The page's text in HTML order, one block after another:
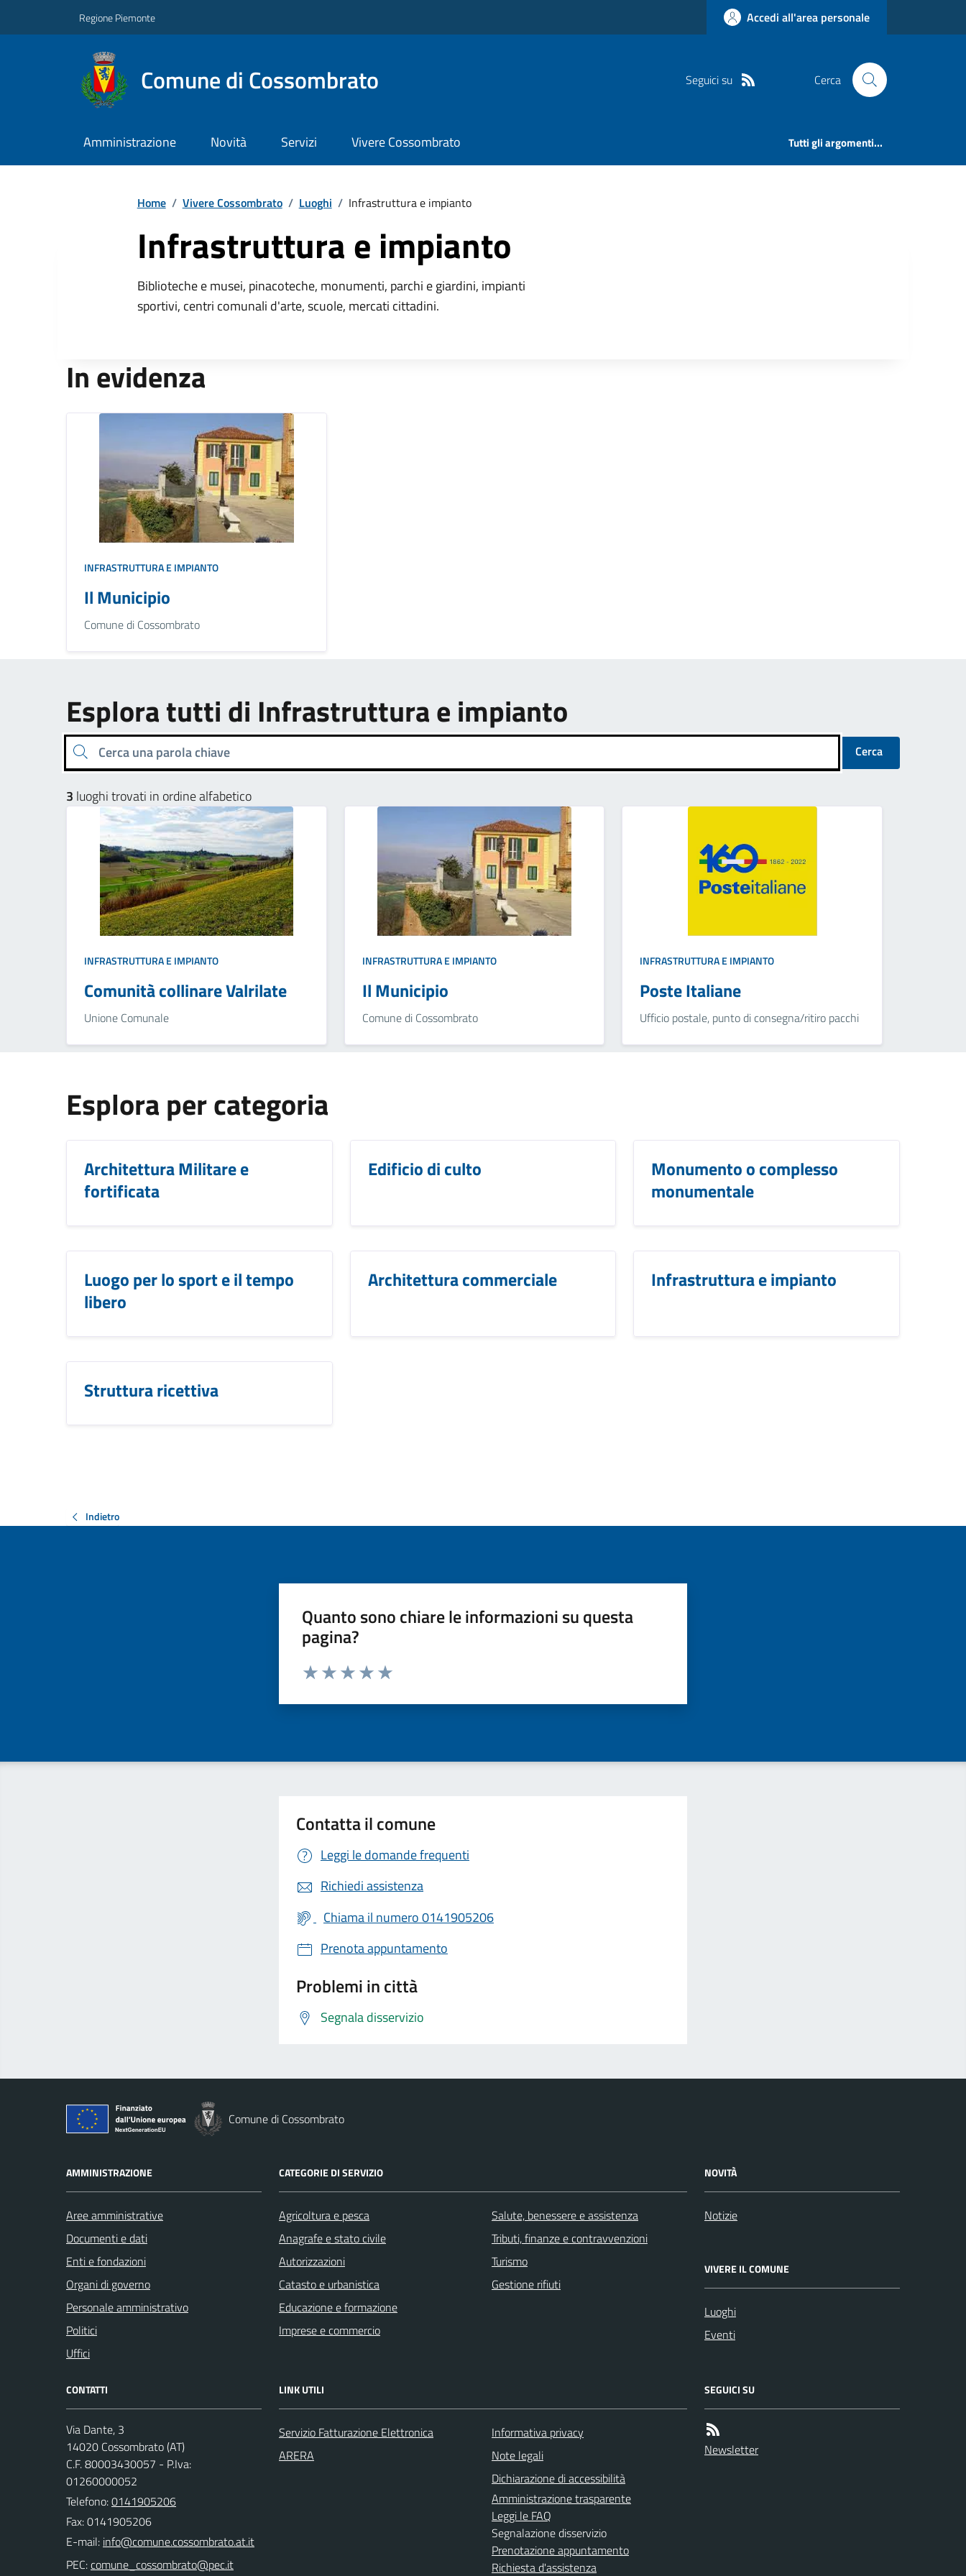
Regione Piemonte Accedi all'area personale
Comune di Cossombrato Seguici su Cerca
Amministrazione Novità Servizi Vivere Cossombrato Tutti gli argomenti...
Home / Vivere Cossombrato / Luoghi / Infrastruttura e impianto
Infrastruttura e impianto
Biblioteche e musei, pinacoteche, monumenti, parchi e giardini, impianti
sportivi, centri comunali d'arte, scuole, mercati cittadini.
In evidenza
INFRASTRUTTURA E IMPIANTO
Il Municipio
Comune di Cossombrato
Esplora tutti di Infrastruttura e impianto
Cerca una parola chiave Cerca
3 luoghi trovati in ordine alfabetico
INFRASTRUTTURA E IMPIANTO
Comunità collinare Valrilate
Unione Comunale
INFRASTRUTTURA E IMPIANTO
Il Municipio
Comune di Cossombrato
INFRASTRUTTURA E IMPIANTO
Poste Italiane
Ufficio postale, punto di consegna/ritiro pacchi
Esplora per categoria
Architettura Militare e
fortificata
Edificio di culto
Monumento o complesso
monumentale
Luogo per lo sport e il tempo
libero
Architettura commerciale Infrastruttura e impianto
Struttura ricettiva
Indietro
Quanto sono chiare le informazioni su questa
pagina?
Valuta da 1 a 5 stelle la pagina
Contatta il comune
Leggi le domande frequenti
Richiedi assistenza
Chiama il numero 0141905206
Prenota appuntamento
Problemi in città
Segnala disservizio
Comune di Cossombrato
AMMINISTRAZIONE
Aree amministrative
Documenti e dati
Enti e fondazioni
Organi di governo
Personale amministrativo
Politici
Uffici
CATEGORIE DI SERVIZIO
Agricoltura e pesca
Anagrafe e stato civile
Autorizzazioni
Catasto e urbanistica
Educazione e formazione
Imprese e commercio
Salute, benessere e assistenza
Tributi, finanze e contravvenzioni
Turismo
Gestione rifiuti
NOVITÀ
Notizie
VIVERE IL COMUNE
Luoghi
Eventi
CONTATTI
Via Dante, 3
14020 Cossombrato (AT)
C.F. 80003430057 - P.Iva:
01260000052
Telefono:0141905206
Fax: 0141905206
E-mail:
PEC:
LINK UTILI
Servizio Fatturazione Elettronica
ARERA
Informativa privacy
Note legali
Dichiarazione di accessibilità
Amministrazione trasparente
Leggi le FAQ
Segnalazione disservizio
Prenotazione appuntamento
Richiesta d'assistenza
SEGUICI SU
Newsletter